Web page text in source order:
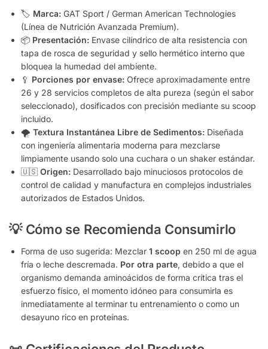
🏷️ Marca: GAT Sport / German American Technologies
(Línea de Nutrición Avanzada Premium).
📦 Presentación: Envase cilíndrico de alta resistencia con
tapa de rosca de seguridad y sello hermético interno que
bloquea la humedad del ambiente.
🥄 Porciones por envase: Ofrece aproximadamente entre
26 y 28 servicios completos de alta pureza (según el sabor
seleccionado), dosificados con precisión mediante su scoop
incluido.
🌪️ Textura Instantánea Libre de Sedimentos: Diseñada
con ingeniería alimentaria moderna para mezclarse
limpiamente usando solo una cuchara o un shaker estándar.
🇺🇸 Origen: Desarrollado bajo minuciosos protocolos de
control de calidad y manufactura en complejos industriales
autorizados de Estados Unidos.
💡 Cómo se Recomienda Consumirlo
Forma de uso sugerida: Mezclar 1 scoop en 250 ml de agua
fría o leche descremada. Por otra parte, debido a que el
organismo demanda aminoácidos de forma crítica tras el
esfuerzo físico, el momento idóneo para consumirla es
inmediatamente al terminar tu entrenamiento o como un
desayuno rico en proteínas.